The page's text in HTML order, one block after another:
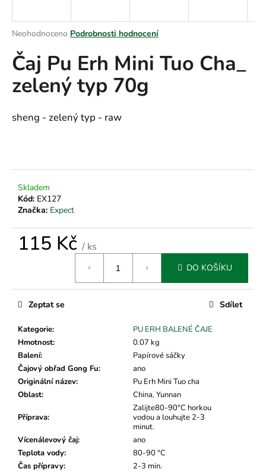
Průměrné
produktu
je
z
hvězdiček.
Neohodnoceno Podrobnosti hodnocení
Čaj Pu Erh Mini Tuo Cha_
zelený typ 70g
sheng - zelený typ - raw
Skladem
Kód: EX127
Značka: Expect
115 Kč / ks
DO KOŠÍKU
Kategorie:
PU ERH BALENÉ ČAJE
Hmotnost:
0.07 kg
Balení:
Papírové sáčky
Čajový obřad Gong Fu:
ano
Originální název:
Pu Erh Mini Tuo cha
Oblast: China, Yunnan
Příprava:
Zalijte80-90°C horkou
vodou a louhujte 2-3
minut.
Vícenálevový čaj:
ano
Teplota vody:
80-90 °C
Čas přípravy:
2-3 min.
Zeptat se Sdílet
j
t
?
D
o
p
o
j